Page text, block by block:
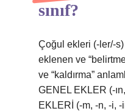
sınıf?
Çoğul ekleri (-ler/-
eklenen ve
ve “kaldırma”
GENEL EKLER (-
EKLERİ (-m, -n, -i,